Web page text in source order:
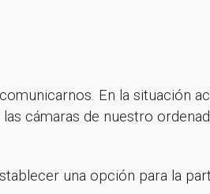
En la situación
cámaras de nuestro
una opción para la